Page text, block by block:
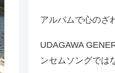
アルバムで心のざ
UDAGAWA
ンセムソングでは